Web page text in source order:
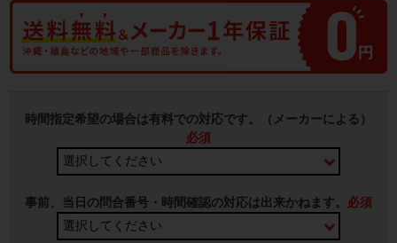
時間指定希望の場合は有料での対応です。（メーカーによる）
必須
事前、当日の問合番号・時間確認の対応は出来かねます。 必須